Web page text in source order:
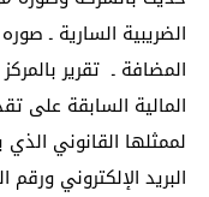
الضريبية السارية ـ
المضافة ـ تقرير
المالية السابقة على
لممثلها القانوني
البريد الإلكتروني